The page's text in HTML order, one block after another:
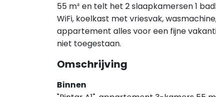
55 m² en telt het 2 slaapkamersen 1
WiFi, koelkast met vriesvak,
appartement alles voor een fijne
niet toegestaan.
Omschrijving
Binnen